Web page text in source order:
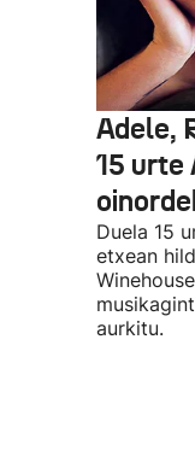
Adele,
15 urte
Duela 15
etxean
aurkitu.